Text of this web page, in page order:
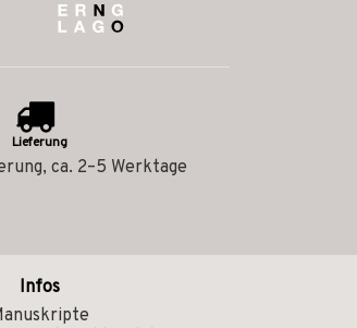
Lieferung
ca. 2–5 Werktage
Infos